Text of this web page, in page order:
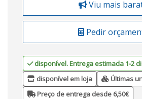
Viu mais
Pedir
disponível. Entrega estimada 1-2
disponível em loja
Últimas
Preço de entrega desde 6,50€